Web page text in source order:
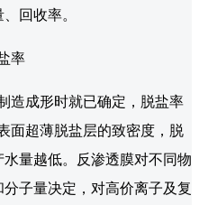
回收率。
率
造成形时就已确定，脱盐率
面超薄脱盐层的致密度，脱
量越低。反渗透膜对不同物
子量决定，对高价离子及复